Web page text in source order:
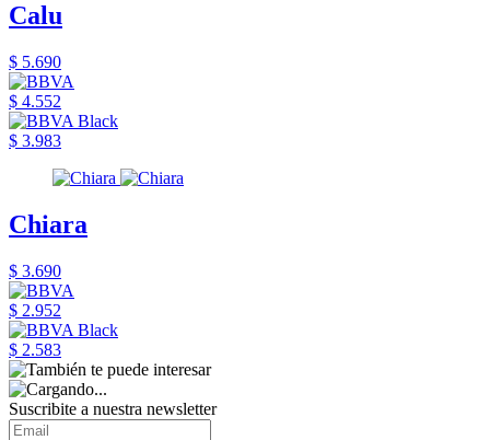
Calu
$ 5.690
$ 4.552
$ 3.983
Chiara
$ 3.690
$ 2.952
$ 2.583
Suscribite a nuestra newsletter